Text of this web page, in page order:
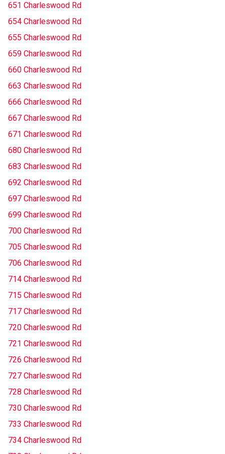
651 Charleswood Rd
654 Charleswood Rd
655 Charleswood Rd
659 Charleswood Rd
660 Charleswood Rd
663 Charleswood Rd
666 Charleswood Rd
667 Charleswood Rd
671 Charleswood Rd
680 Charleswood Rd
683 Charleswood Rd
692 Charleswood Rd
697 Charleswood Rd
699 Charleswood Rd
700 Charleswood Rd
705 Charleswood Rd
706 Charleswood Rd
714 Charleswood Rd
715 Charleswood Rd
717 Charleswood Rd
720 Charleswood Rd
721 Charleswood Rd
726 Charleswood Rd
727 Charleswood Rd
728 Charleswood Rd
730 Charleswood Rd
733 Charleswood Rd
734 Charleswood Rd